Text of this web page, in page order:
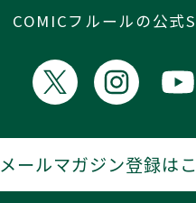
COMICフルールの公式
メールマガジン登録は